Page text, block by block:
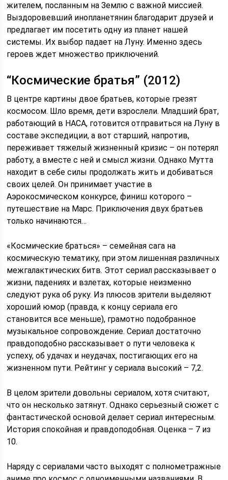
жителем, посланным на Землю с важной миссией.
Выздоровевший инопланетянин благодарит друзей и
предлагает им посетить одну из планет нашей
системы. Их выбор падает на Луну. Именно здесь
героев ждет множество приключений.
“Космические братья” (2012)
В центре картины двое братьев, которые грезят
космосом. Шло время, дети взрослели. Младший брат,
работающий в НАСА, готовится отправиться на Луну в
составе экспедиции, а вот старший, напротив,
переживает тяжелый жизненный кризис – он потерял
работу, а вместе с ней и смысл жизни. Однако Мутта
находит в себе силы продолжать жить и добиваться
своих целей. Он принимает участие в
Аэрокосмическом конкурсе, финиш которого –
путешествие на Марс. Приключения двух братьев
только начинаются…
«Космические браться» – семейная сага на
космическую тематику, при этом лишенная различных
межгалактических битв. Этот сериал рассказывает о
жизни, падениях и взлетах, которые неизменно
следуют рука об руку. Из плюсов зрители выделяют
хороший юмор (правда, к концу сериала его
становится все меньше), грамотно подобранное
музыкальное сопровождение. Сериал достаточно
правдоподобно рассказывает о пути человека к
успеху, об удачах и неудачах, постигающих его на
жизненном пути. Рейтинг у сериала высокий – 7,2.
В целом зрители довольны сериалом, хотя считают,
что он несколько затянут. Однако серьезный сюжет с
фантастической основой делает сериал интересным.
История спокойная и правдоподобная. Оценка – 7 из
10.
Наряду с сериалами часто выходят с полнометражные